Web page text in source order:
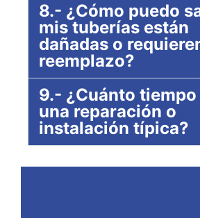
8.- ¿Cómo puedo
mis tuberías están
dañadas o
reemplazo?
9.- ¿Cuánto tiempo
una reparación o
instalación típica?